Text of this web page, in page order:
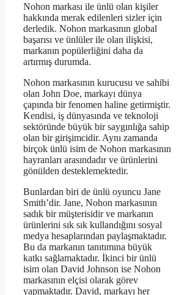
Nohon markası ile ünlü olan kişiler
hakkında merak edilenleri sizler için
derledik. Nohon markasının global
başarısı ve ünlüler ile olan ilişkisi,
markanın popülerliğini daha da
artırmış durumda.
Nohon markasının kurucusu ve sahibi
olan John Doe, markayı dünya
çapında bir fenomen haline getirmiştir.
Kendisi, iş dünyasında ve teknoloji
sektöründe büyük bir saygınlığa sahip
olan bir girişimcidir. Aynı zamanda
birçok ünlü isim de Nohon markasının
hayranları arasındadır ve ürünlerini
gönülden desteklemektedir.
Bunlardan biri de ünlü oyuncu Jane
Smith’dir. Jane, Nohon markasının
sadık bir müşterisidir ve markanın
ürünlerini sık sık kullandığını sosyal
medya hesaplarından paylaşmaktadır.
Bu da markanın tanıtımına büyük
katkı sağlamaktadır. İkinci bir ünlü
isim olan David Johnson ise Nohon
markasının elçisi olarak görev
yapmaktadır. David, markayı her